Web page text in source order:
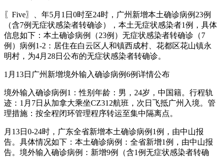
〖Five〗、年5月1日0时至24时，广州新增本土确诊病例23例
（含7例无症状感染者转确诊），本土无症状感染者1例，具体
信息如下：本土确诊病例（23例）无症状感染者转确诊（7
例）病例1-2：居住在白云区人和镇西成村、花都区花山镇永
明村，为4月28日公布的无症状感染者转确诊。
1月13日广州新增境外输入确诊病例6例详情公布
境外输入确诊病例1：性别年龄：男，24岁，中国籍。行程轨
迹：1月7日从加拿大乘坐CZ312航班，次日飞抵广州入境。管
理措施：按全程闭环管理程序转运至集中隔离点。
月13日0-24时，广东全省新增本土确诊病例1例，由中山报
告。具体情况如下：本土确诊病例：全省新增1例，由中山报
告。境外输入确诊病例：新增9例（含1例无症状感染者转确